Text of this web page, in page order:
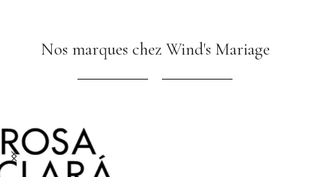
Nos marques chez Wind's Mariage